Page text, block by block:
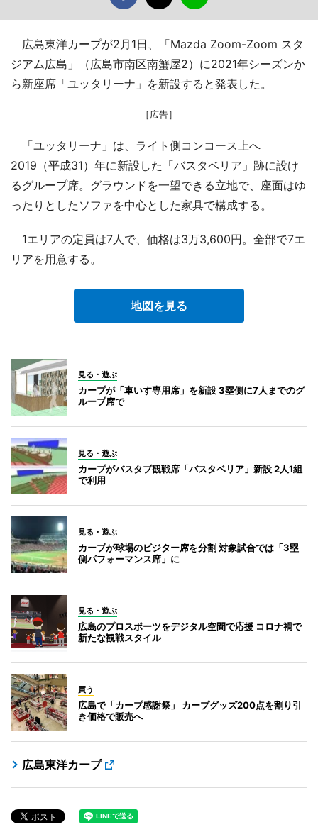
広島東洋カープが2月1日、「Mazda Zoom-Zoom スタ
ジアム広島」（広島市南区南蟹屋2）に2021年シーズンか
ら新座席「ユッタリーナ」を新設すると発表した。
［広告］
「ユッタリーナ」は、ライト側コンコース上へ
2019（平成31）年に新設した「バスタベリア」跡に設け
るグループ席。グラウンドを一望できる立地で、座面はゆ
ったりとしたソファを中心とした家具で構成する。
1エリアの定員は7人で、価格は3万3,600円。全部で7エ
リアを用意する。
地図を見る
見る・遊ぶ
カープが「車いす専用席」を新設 3塁側に7人までのグ
ループ席で
見る・遊ぶ
カープがバスタブ観戦席「バスタベリア」新設 2人1組
で利用
見る・遊ぶ
カープが球場のビジター席を分割 対象試合では「3塁
側パフォーマンス席」に
見る・遊ぶ
広島のプロスポーツをデジタル空間で応援 コロナ禍で
新たな観戦スタイル
買う
広島で「カープ感謝祭」 カープグッズ200点を割り引
き価格で販売へ
広島東洋カープ